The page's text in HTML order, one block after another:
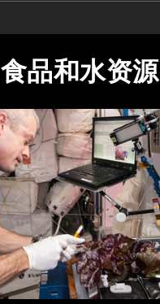
食品和水资源